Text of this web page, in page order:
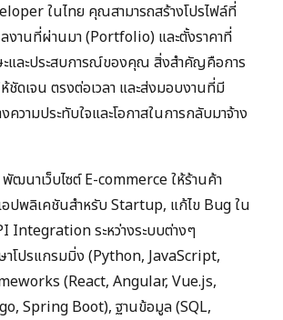
ในไทย คุณสามารถสร้างโปรไฟล์ที่
งานที่ผ่านมา (Portfolio) และตั้งราคาที่
ะและประสบการณ์ของคุณ สิ่งสำคัญคือการ
ชัดเจน ตรงต่อเวลา และส่งมอบงานที่มี
วามประทับใจและโอกาสในการกลับมาจ้าง
พัฒนาเว็บไซต์ E-commerce ให้ร้านค้า
ปพลิเคชันสำหรับ Startup, แก้ไข Bug ใน
Integration ระหว่างระบบต่างๆ
าโปรแกรมมิ่ง (Python, JavaScript,
(React, Angular, Vue.js,
Spring Boot), ฐานข้อมูล (SQL,